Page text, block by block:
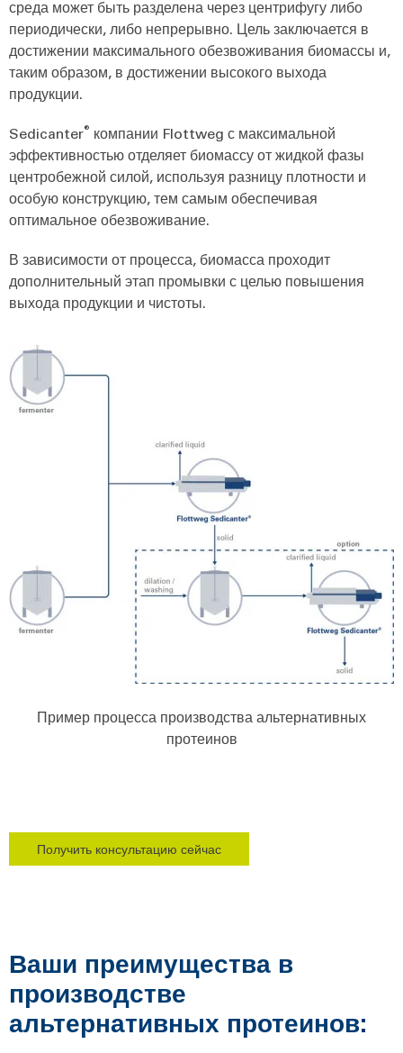
среда может быть разделена через центрифугу либо
периодически, либо непрерывно. Цель заключается в
достижении максимального обезвоживания биомассы и,
таким образом, в достижении высокого выхода
продукции.
Sedicanter® компании Flottweg с максимальной
эффективностью отделяет биомассу от жидкой фазы
центробежной силой, используя разницу плотности и
особую конструкцию, тем самым обеспечивая
оптимальное обезвоживание.
В зависимости от процесса, биомасса проходит
дополнительный этап промывки с целью повышения
выхода продукции и чистоты.
Пример процесса производства альтернативных
протеинов
Получить консультацию сейчас
Ваши преимущества в
производстве
альтернативных протеинов: